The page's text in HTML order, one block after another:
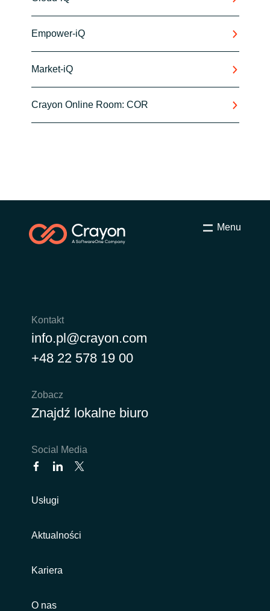
Empower-iQ
Market-iQ
Crayon Online Room: COR
Menu
Kontakt
info.pl@crayon.com
+48 22 578 19 00
Zobacz
Znajdź lokalne biuro
Social Media
Usługi
Aktualności
Kariera
O nas